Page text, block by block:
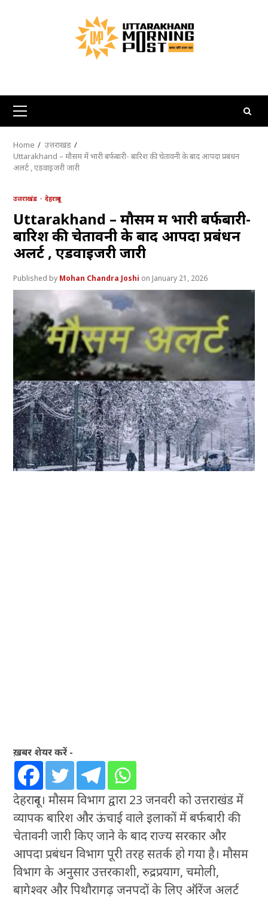
Primary
Menu
Home
उत्तराखंड
Uttarakhand – मौसम में भारी बर्फबारी- बारिश की चेतावनी के बाद आपदा प्रबंधन
अलर्ट , एडवाइजरी जारी
उत्तराखंड देहरादून
Uttarakhand – मौसम में भारी बर्फबारी-
बारिश की चेतावनी के बाद आपदा प्रबंधन
अलर्ट , एडवाइजरी जारी
Mohan Chandra Joshi January 21, 2026
ख़बर शेयर करें -
देहरादून। मौसम विभाग द्वारा 23 जनवरी को उत्तराखंड में
व्यापक बारिश और ऊंचाई वाले इलाकों में बर्फबारी की
चेतावनी जारी किए जाने के बाद राज्य सरकार और
आपदा प्रबंधन विभाग पूरी तरह सतर्क हो गया है। मौसम
विभाग के अनुसार उत्तरकाशी, रुद्रप्रयाग, चमोली,
बागेश्वर और पिथौरागढ़ जनपदों के लिए ऑरेंज अलर्ट